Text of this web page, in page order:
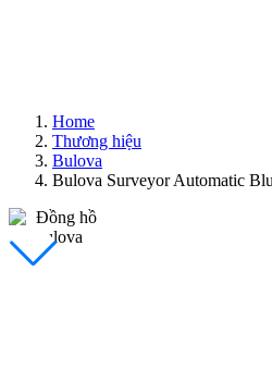
Home
Thương hiệu
Bulova
Bulova Surveyor Automatic
Đồng Hồ Nam